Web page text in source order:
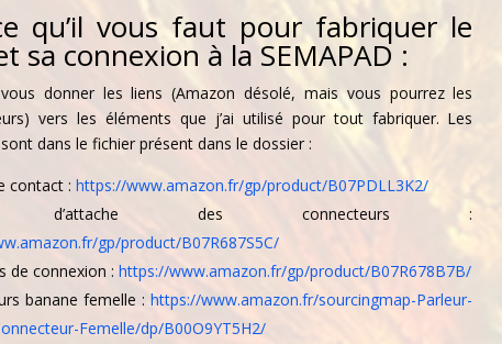
qu’il vous faut pour fabriquer le
sa connexion à la SEMAPAD :
donner les liens (Amazon désolé, mais vous pourrez les
vers les éléments que j’ai utilisé pour tout fabriquer. Les
dans le fichier présent dans le dossier :
contact :https://www.amazon.fr/gp/product/B07PDLL3K2/
d’attache des connecteurs :
gp/product/B07R687S5C/
de connexion :https://www.amazon.fr/gp/product/B07R678B7B/
banane femelle :https://www.amazon.fr/sourcingmap-Parleur-
Femelle/dp/B00O9YT5H2/